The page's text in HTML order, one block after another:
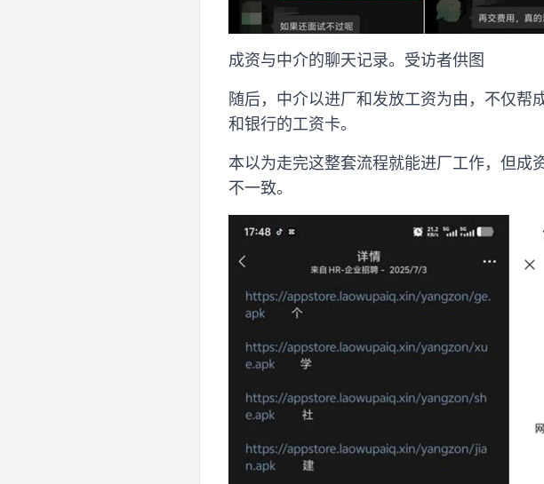
成资与中介的聊天记录。受访者供图
随后，中介以进厂和发放工资为由，不仅
和银行的工资卡。
本以为走完这整套流程就能进厂工作，但成
不一致。